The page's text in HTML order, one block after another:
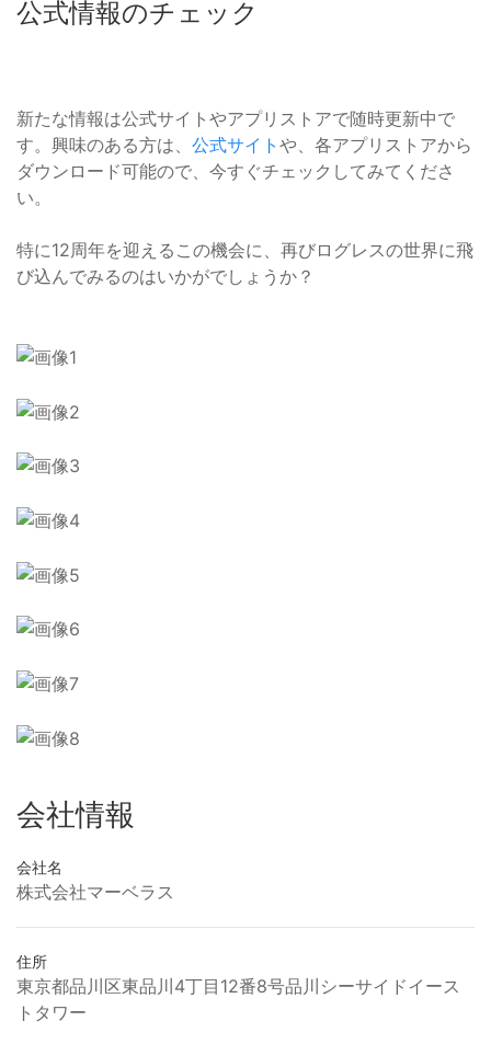
公式情報のチェック
新たな情報は公式サイトやアプリストアで随時更新中で
す。興味のある方は、 公式サイト や、各アプリストアから
ダウンロード可能ので、今すぐチェックしてみてくださ
い。
特に12周年を迎えるこの機会に、再びログレスの世界に飛
び込んでみるのはいかがでしょうか？
会社情報
会社名
株式会社マーベラス
住所
東京都品川区東品川4丁目12番8号品川シーサイドイース
トタワー